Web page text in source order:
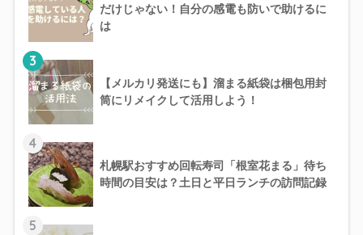
だけじゃない！自分の感電も防いで助けるに
は
3
【メルカリ発送にも】溜まる紙袋は梱包用封
筒にリメイクして活用しよう！
4
札幌駅おすすめ回転寿司「根室花まる」待ち
時間の目安は？土日と平日ランチの訪問記録
5